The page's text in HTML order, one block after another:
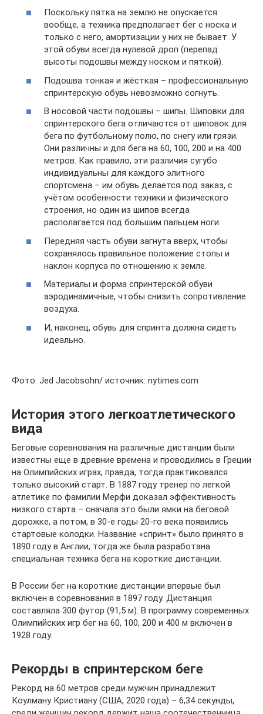
Поскольку пятка на землю не опускается
вообще, а техника предполагает бег с носка и
только с него, амортизации у них не бывает. У
этой обуви всегда нулевой дроп (перепад
высоты подошвы между носком и пяткой).
Подошва тонкая и жёсткая – профессиональную
спринтерскую обувь невозможно согнуть.
В носовой части подошвы – шипы. Шиповки для
спринтерского бега отличаются от шиповок для
бега по футбольному полю, по снегу или грязи.
Они различны и для бега на 60, 100, 200 и на 400
метров. Как правило, эти различия сугубо
индивидуальны для каждого элитного
спортсмена – им обувь делается под заказ, с
учётом особенности техники и физического
строения, но один из шипов всегда
располагается под большим пальцем ноги.
Передняя часть обуви загнута вверх, чтобы
сохранялось правильное положение стопы и
наклон корпуса по отношению к земле.
Материалы и форма спринтерской обуви
аэродинамичные, чтобы снизить сопротивление
воздуха.
И, наконец, обувь для спринта должна сидеть
идеально.
Фото: Jed Jacobsohn/ источник: nytimes.com
История этого легкоатлетического
вида
Беговые соревнования на различные дистанции были
известны еще в древние времена и проводились в Греции
на Олимпийских играх, правда, тогда практиковался
только высокий старт. В 1887 году тренер по легкой
атлетике по фамилии Мерфи доказал эффективность
низкого старта – сначала это были ямки на беговой
дорожке, а потом, в 30-е годы 20-го века появились
стартовые колодки. Название «спринт» было принято в
1890 году в Англии, тогда же была разработана
специальная техника бега на короткие дистанции.
В России бег на короткие дистанции впервые был
включен в соревнования в 1897 году. Дистанция
составляла 300 футор (91,5 м). В программу современных
Олимпийских игр бег на 60, 100, 200 и 400 м включен в
1928 году.
Рекорды в спринтерском беге
Рекорд на 60 метров среди мужчин принадлежит
Коулману Кристиану (США, 2020 года) – 6,34 секунды,